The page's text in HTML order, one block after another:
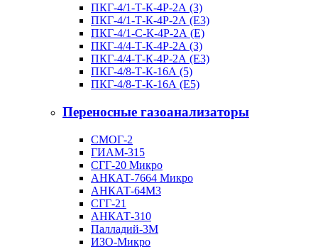
ПКГ-4/1-Т-К-4Р-2А (3)
ПКГ-4/1-Т-К-4Р-2А (E3)
ПКГ-4/1-С-К-4Р-2А (Е)
ПКГ-4/4-Т-К-4Р-2А (3)
ПКГ-4/4-Т-К-4Р-2А (E3)
ПКГ-4/8-Т-К-16А (5)
ПКГ-4/8-Т-К-16А (E5)
Переносные газоанализаторы
СМОГ-2
ГИАМ-315
СГГ-20 Микро
АНКАТ-7664 Микро
АНКАТ-64М3
СГГ-21
АНКАТ-310
Палладий-3М
ИЗО-Микро